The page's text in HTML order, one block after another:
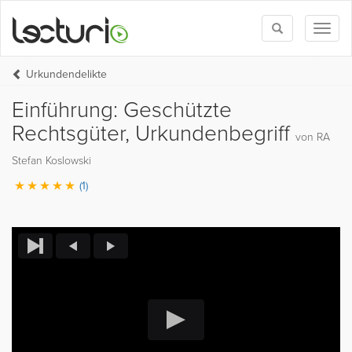
Toggle
search
Urkundendelikte
Einführung: Geschützte
Rechtsgüter, Urkundenbegriff von RA
Stefan Koslowski
(1)